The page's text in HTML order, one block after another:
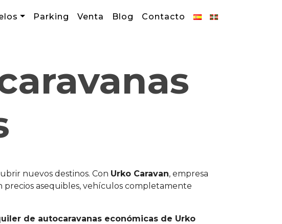
Parking Venta Blog Contacto
nuevos destinos. Con Urko Caravan, empresa
precios asequibles, vehículos completamente
de autocaravanas económicas de Urko